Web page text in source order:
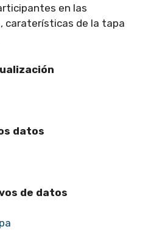
en las
caraterísticas de la tapa
datos
de datos